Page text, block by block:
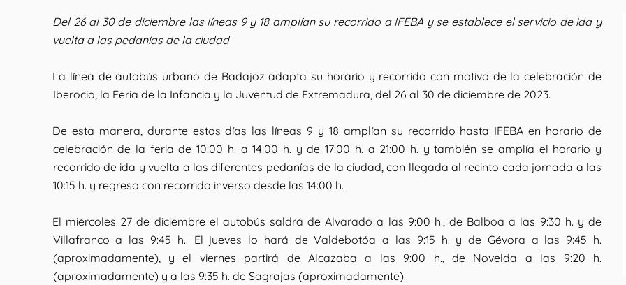
Del 26 al 30 de diciembre las líneas 9 y 18 amplían su recorrido a IFEBA y se establece el servicio de ida y
vuelta a las pedanías de la ciudad
La línea de autobús urbano de Badajoz adapta su horario y recorrido con motivo de la celebración de
Iberocio, la Feria de la Infancia y la Juventud de Extremadura, del 26 al 30 de diciembre de 2023.
De esta manera, durante estos días las líneas 9 y 18 amplían su recorrido hasta IFEBA en horario de
celebración de la feria de 10:00 h. a 14:00 h. y de 17:00 h. a 21:00 h. y también se amplía el horario y
recorrido de ida y vuelta a las diferentes pedanías de la ciudad, con llegada al recinto cada jornada a las
10:15 h. y regreso con recorrido inverso desde las 14:00 h.
El miércoles 27 de diciembre el autobús saldrá de Alvarado a las 9:00 h., de Balboa a las 9:30 h. y de
Villafranco a las 9:45 h.. El jueves lo hará de Valdebotóa a las 9:15 h. y de Gévora a las 9:45 h.
(aproximadamente), y el viernes partirá de Alcazaba a las 9:00 h., de Novelda a las 9:20 h.
(aproximadamente) y a las 9:35 h. de Sagrajas (aproximadamente).